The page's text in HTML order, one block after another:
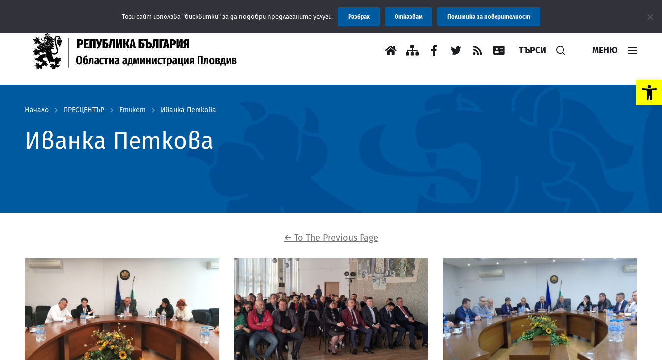
Open toolbar
Съобщение: Областна администрация Пловдив
ТЪРСИ МЕНЮ
Начало ПРЕСЦЕНТЪР Етикет Иванка Петкова
Иванка Петкова
← To The Previous Page
Този сайт използва "бисквитки" за да подобри предлаганите услуги. Разбрах Отказвам Политика за поверителност